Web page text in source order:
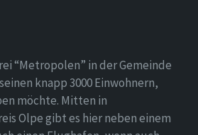
“Metropolen” in der Gemeinde
knapp 3000 Einwohnern,
möchte. Mitten in
Olpe gibt es hier neben einem